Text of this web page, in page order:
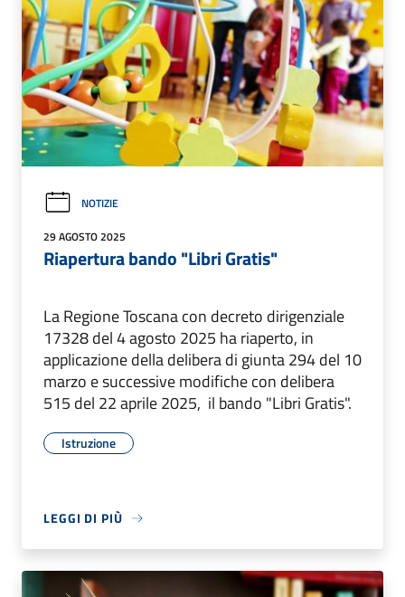
NOTIZIE
29 AGOSTO 2025
Riapertura bando "Libri Gratis"
La Regione Toscana con decreto dirigenziale
17328 del 4 agosto 2025 ha riaperto, in
applicazione della delibera di giunta 294 del 10
marzo e successive modifiche con delibera
515 del 22 aprile 2025, il bando "Libri Gratis".
Istruzione
LEGGI DI PIÙ